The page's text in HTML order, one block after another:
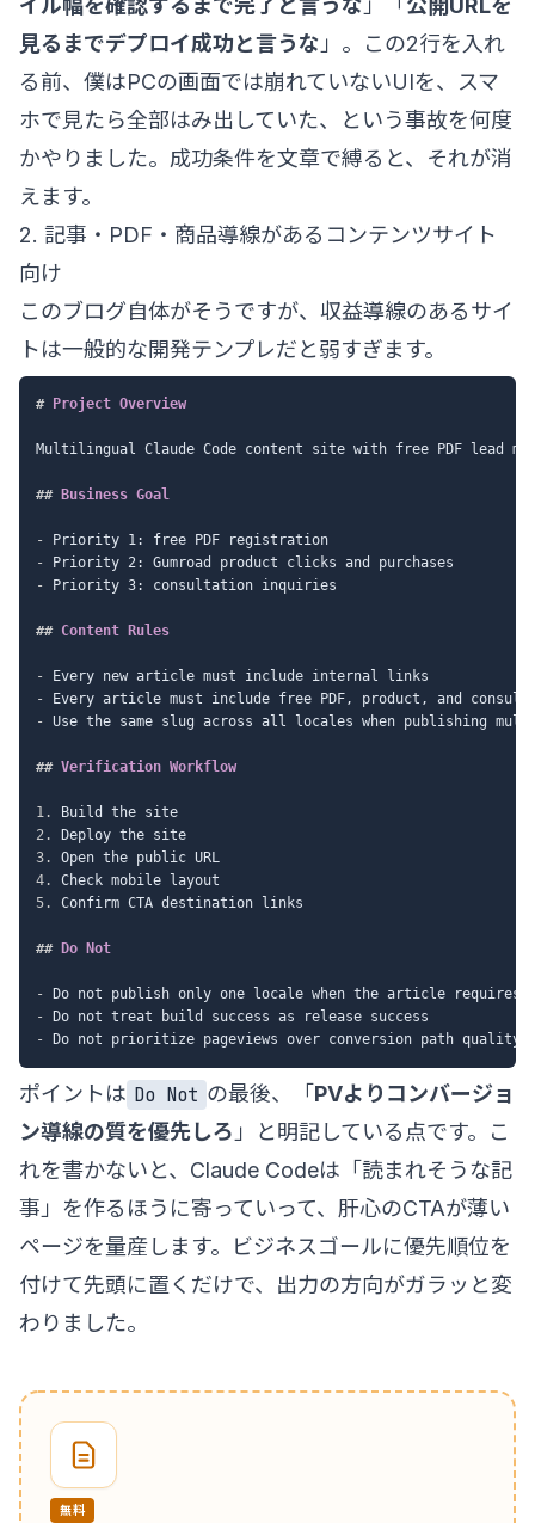
イル幅を確認するまで完了と言うな 」「 公開URLを
見るまでデプロイ成功と言うな 」。この2行を入れ
る前、僕はPCの画面では崩れていないUIを、スマ
ホで見たら全部はみ出していた、という事故を何度
かやりました。成功条件を文章で縛ると、それが消
えます。
2. 記事・PDF・商品導線があるコンテンツサイト
向け
このブログ自体がそうですが、収益導線のあるサイ
トは一般的な開発テンプレだと弱すぎます。
# Project Overview
Multilingual Claude Code content site with free PDF lead
## Business Goal
-
-
- Priority 3: consultation inquiries
## Content Rules
-
-
- Use the same slug across all locales when publishing
## Verification Workflow
1.
2.
3.
4.
5.
Confirm CTA destination links
## Do Not
-
-
-
ポイントは Do Not の最後、「 PVよりコンバージョ
ン導線の質を優先しろ 」と明記している点です。こ
れを書かないと、Claude Codeは「読まれそうな記
事」を作るほうに寄っていって、肝心のCTAが薄い
ページを量産します。ビジネスゴールに優先順位を
付けて先頭に置くだけで、出力の方向がガラッと変
わりました。
無料